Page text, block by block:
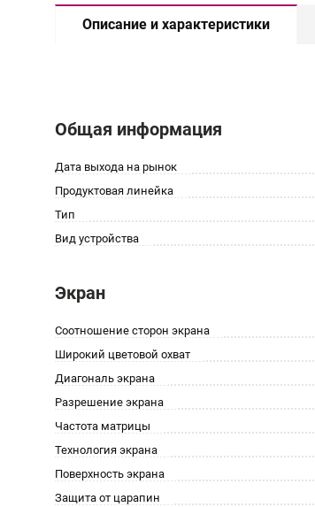
Описание и характеристики
Общая информация
Дата выхода на рынок
Продуктовая линейка
Тип
Вид устройства
Экран
Соотношение сторон экрана
Широкий цветовой охват
Диагональ экрана
Разрешение экрана
Частота матрицы
Технология экрана
Поверхность экрана
Защита от царапин